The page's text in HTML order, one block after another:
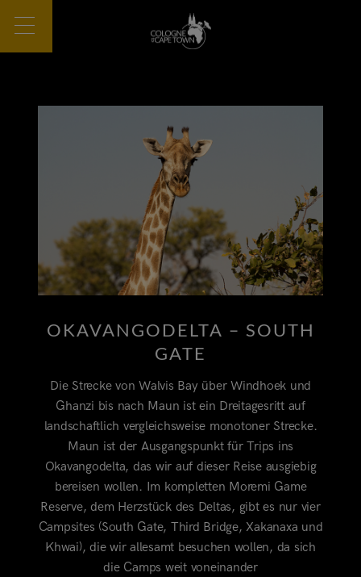
OKAVANGODELTA – SOUTH
GATE
Die Strecke von Walvis Bay über Windhoek und
Ghanzi bis nach Maun ist ein Dreitagesritt auf
landschaftlich vergleichsweise monotoner Strecke.
Maun ist der Ausgangspunkt für Trips ins
Okavangodelta, das wir auf dieser Reise ausgiebig
bereisen wollen. Im kompletten Moremi Game
Reserve, dem Herzstück des Deltas, gibt es nur vier
Campsites (South Gate, Third Bridge, Xakanaxa und
Khwai), die wir allesamt besuchen wollen, da sich
die Camps weit voneinander